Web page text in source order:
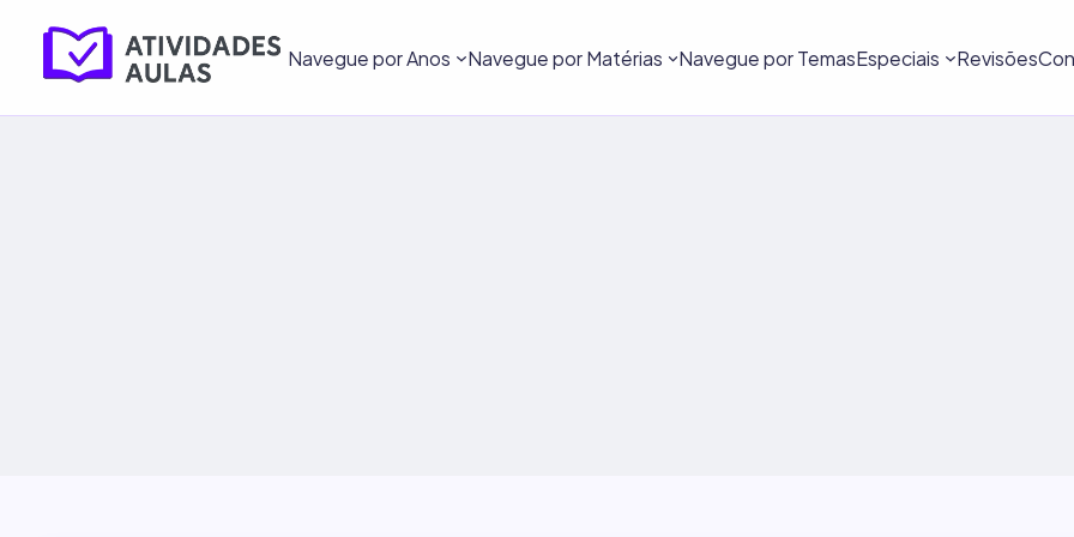
Navegue por Anos Navegue por Matérias Navegue por TemasEspeciais Revisões